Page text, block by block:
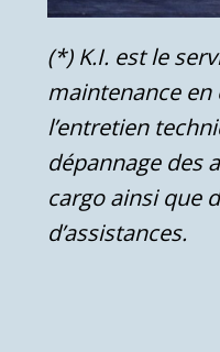
(*) K.I. est le
maintenance en
l’entretien
dépannage des
cargo ainsi que
d’assistances.